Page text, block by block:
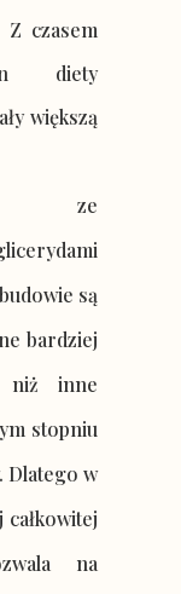
Z czasem
diety
większą
ze
są
bardziej
niż inne
stopniu
Dlatego w
na